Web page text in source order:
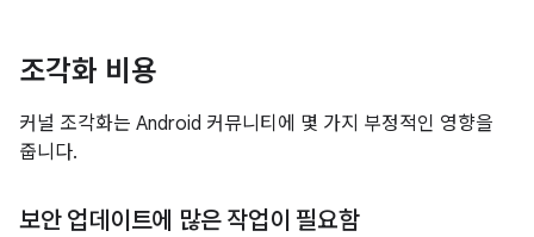
조각화 비용
커널 조각화는 Android 커뮤니티에 몇 가지 부정적인 영향을
줍니다.
보안 업데이트에 많은 작업이 필요함